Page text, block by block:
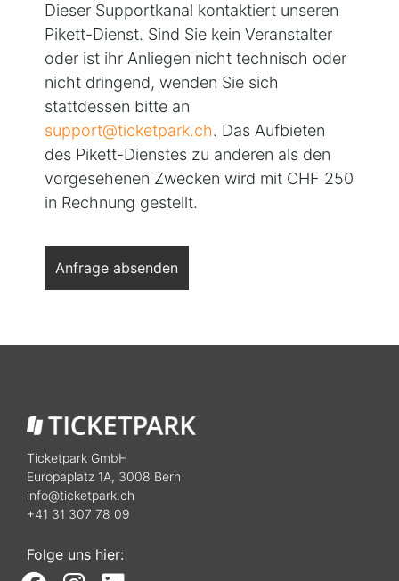
Dieser Supportkanal kontaktiert unseren
Pikett-Dienst. Sind Sie kein Veranstalter
oder ist ihr Anliegen nicht technisch oder
nicht dringend, wenden Sie sich
stattdessen bitte an
support@ticketpark.ch. Das Aufbieten
des Pikett-Dienstes zu anderen als den
vorgesehenen Zwecken wird mit CHF 250
in Rechnung gestellt.
Ticketpark GmbH
Europaplatz 1A, 3008 Bern
info@ticketpark.ch
+41 31 307 78 09
Folge uns hier: